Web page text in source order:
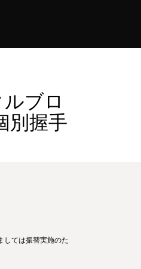
ブロ
別握手
しては振替実施のた